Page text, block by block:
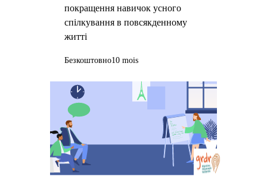
покращення навичок усного
спілкування в повсякденному
житті
Безкоштовно10 mois